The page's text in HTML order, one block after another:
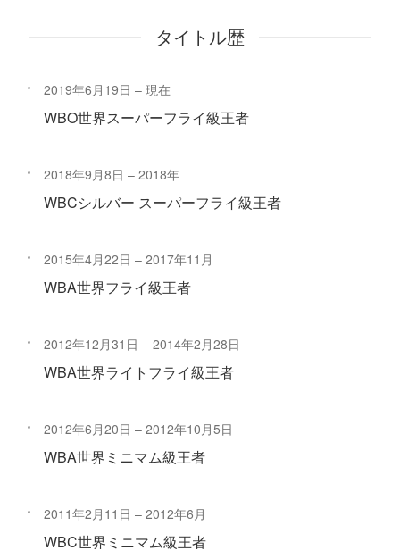
タイトル歴
2019年6月19日 現在
WBO世界スーパーフライ級王者
2018年9月8日 2018年
WBCシルバー スーパーフライ級王者
2015年4月22日 2017年11月
WBA世界フライ級王者
2012年12月31日 2014年2月28日
WBA世界ライトフライ級王者
2012年6月20日 2012年10月5日
WBA世界ミニマム級王者
2011年2月11日 2012年6月
WBC世界ミニマム級王者